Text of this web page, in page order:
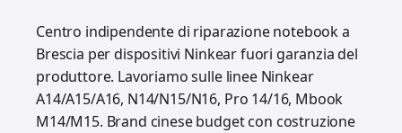
Centro indipendente di riparazione notebook a
Brescia per dispositivi Ninkear fuori garanzia del
produttore. Lavoriamo sulle linee Ninkear
A14/A15/A16, N14/N15/N16, Pro 14/16, Mbook
M14/M15. Brand cinese budget con costruzione